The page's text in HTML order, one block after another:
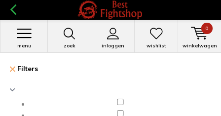
zoek inloggen
menu wishlist winkelwagen
0
Filters